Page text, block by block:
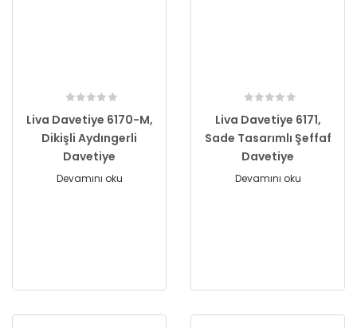
Liva Davetiye 6170-M,
Dikişli Aydıngerli
Davetiye
Devamını oku
Liva Davetiye 6171,
Sade Tasarımlı Şeffaf
Davetiye
Devamını oku